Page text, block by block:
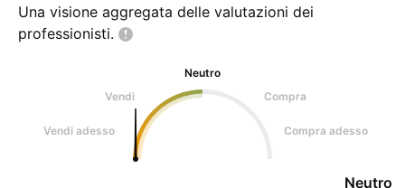
Una visione aggregata delle valutazioni dei
professionisti.
Neutro
Vendi
Compra
Vendi adesso Compra adesso
Neutro